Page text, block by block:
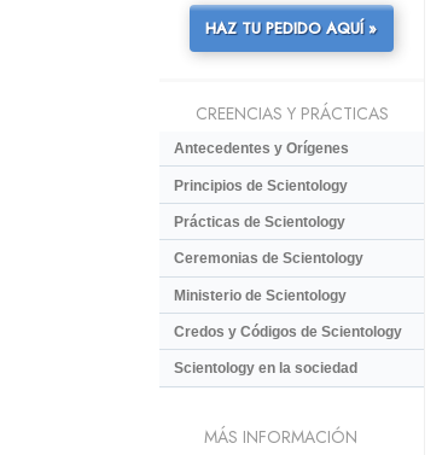
HAZ TU PEDIDO AQUÍ »
CREENCIAS Y PRÁCTICAS
Antecedentes y Orígenes
Principios de Scientology
Prácticas de Scientology
Ceremonias de Scientology
Ministerio de Scientology
Credos y Códigos de Scientology
Scientology en la sociedad
MÁS INFORMACIÓN